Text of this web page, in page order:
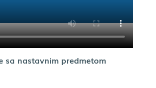
sa nastavnim predmetom